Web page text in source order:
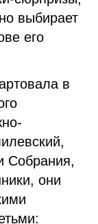
выбирает
его
в
Собрания,
они